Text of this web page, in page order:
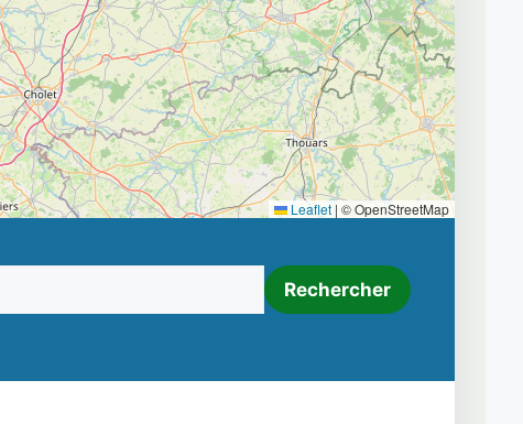
Leaflet | © OpenStreetMap
Rechercher